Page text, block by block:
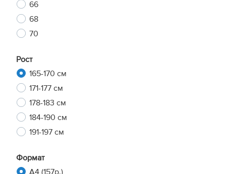
66
68
70
Рост
165-170 см
171-177 см
178-183 см
184-190 см
191-197 см
Формат
A4 (157р.)